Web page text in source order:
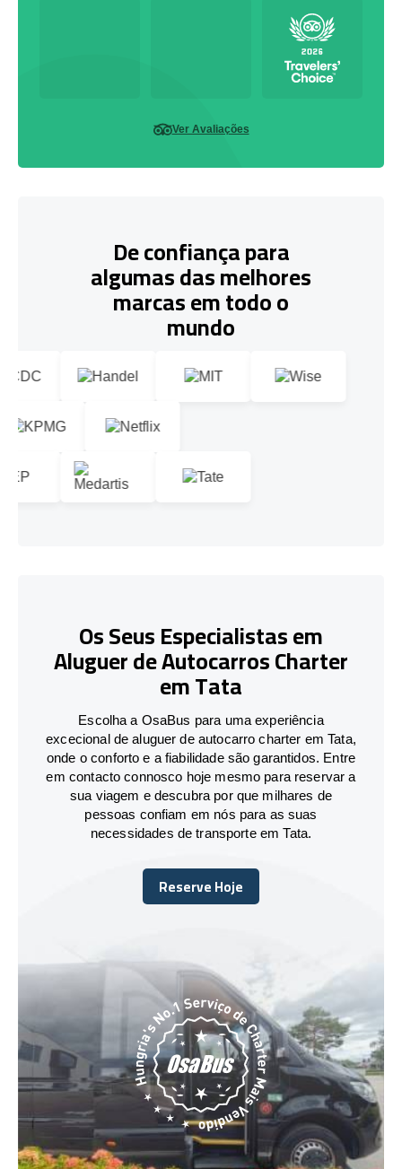
Ver Avaliações
De confiança para
algumas das melhores
marcas em todo o
mundo
Os Seus Especialistas em
Aluguer de Autocarros Charter
em Tata
Escolha a OsaBus para uma experiência
excecional de aluguer de autocarro charter em Tata,
onde o conforto e a fiabilidade são garantidos. Entre
em contacto connosco hoje mesmo para reservar a
sua viagem e descubra por que milhares de
pessoas confiam em nós para as suas
necessidades de transporte em Tata.
Reserve Hoje
Reserve Hoje